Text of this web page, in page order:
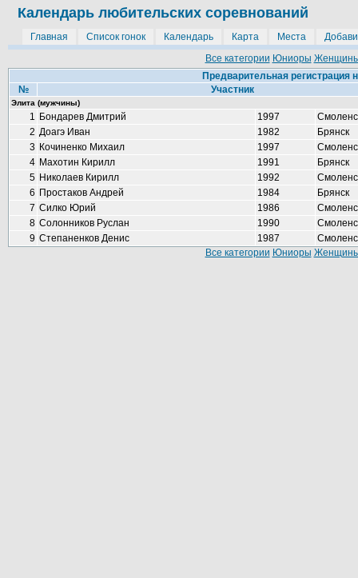
Календарь любительских соревнований
Главная Список гонок Календарь Карта Места
Все категории Юниоры
Предварительная регистрация
№
Участник
Элита (мужчины)
1 Бондарев Дмитрий 1997
2 Доагэ Иван 1982
Брянск
3 Кочиненко Михаил 1997
4 Махотин Кирилл 1991
Брянск
5 Николаев Кирилл 1992
6 Простаков Андрей 1984
Брянск
7 Силко Юрий 1986
8 Солонников Руслан 1990
9 Степаненков Денис 1987
Все категории Юниоры